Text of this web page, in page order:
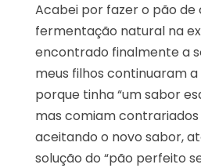
Acabei por fazer o pão de
fermentação natural na
encontrado finalmente a
meus filhos continuaram
porque tinha “um sabor
mas comiam
aceitando o novo sabor,
solução do “pão perfeito